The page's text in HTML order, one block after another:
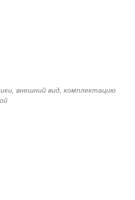
внешний вид, комплектацию